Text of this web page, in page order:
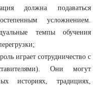
должна подаваться
усложнением.
темпы обучения
играет сотрудничество с
Они могут
историях, традициях,